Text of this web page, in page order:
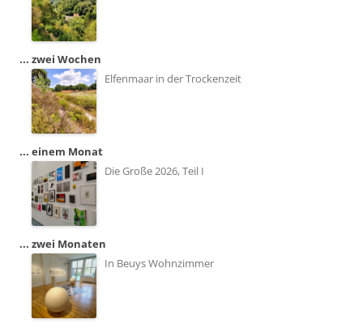
... zwei Wochen
Elfenmaar in der Trockenzeit
... einem Monat
Die Große 2026, Teil I
... zwei Monaten
In Beuys Wohnzimmer